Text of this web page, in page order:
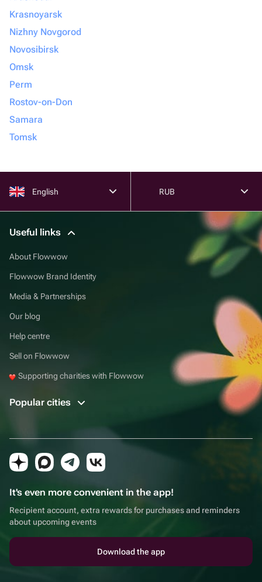
Krasnoyarsk
Nizhny Novgorod
Novosibirsk
Omsk
Perm
Rostov-on-Don
Samara
Tomsk
English RUB
Useful links
About Flowwow
Flowwow Brand Identity
Media & Partnerships
Our blog
Help centre
Sell on Flowwow
Supporting charities with Flowwow
Popular cities
It's even more convenient in the app!
Recipient account, extra rewards for purchases and reminders
about upcoming events
Download the app